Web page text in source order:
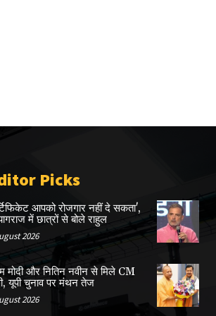
Picks
आपको रोजगार नहीं दे सकता',
में छात्रों से बोले राहुल
2026
मोदी और नितिन नवीन से मिले CM
यूपी चुनाव पर मंथन तेज
2026